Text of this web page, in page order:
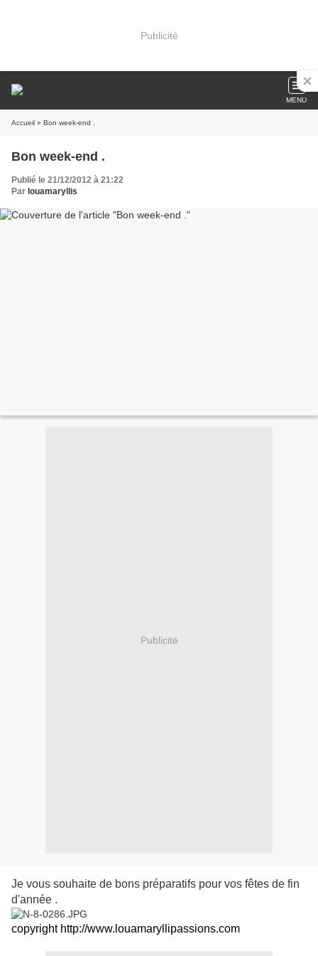
Publicité
MENU
Accueil » Bon week-end .
Bon week-end .
Publié le 21/12/2012 à 21:22
Par louamaryllis
Publicité
Je vous souhaite de bons préparatifs pour vos fêtes de fin
d'année .
copyright http://www.louamaryllipassions.com